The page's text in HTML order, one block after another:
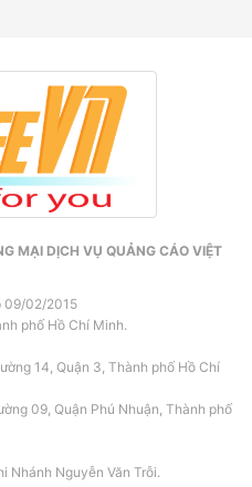
MẠI DỊCH VỤ QUẢNG CÁO VIỆT
09/02/2015
phố Hồ Chí Minh.
14, Quận 3, Thành phố Hồ Chí
09, Quận Phú Nhuận, Thành phố
Nhánh Nguyễn Văn Trỗi.